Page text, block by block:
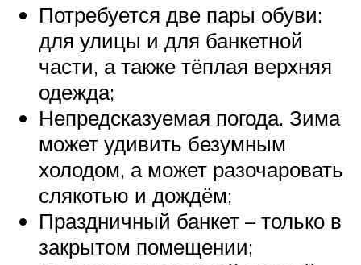
Потребуется две пары обуви:
для улицы и для банкетной
части, а также тёплая верхняя
одежда;
Непредсказуемая погода. Зима
может удивить безумным
холодом, а может разочаровать
слякотью и дождём;
Праздничный банкет – только в
закрытом помещении;